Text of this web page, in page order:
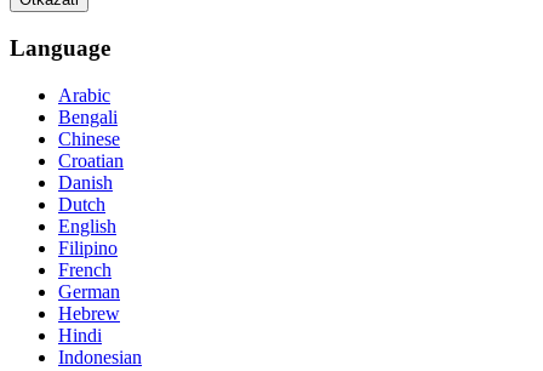
Language
Arabic
Bengali
Chinese
Croatian
Danish
Dutch
English
Filipino
French
German
Hebrew
Hindi
Indonesian